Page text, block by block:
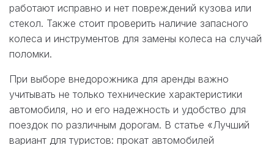
работают исправно и нет повреждений кузова или
стекол. Также стоит проверить наличие запасного
колеса и инструментов для замены колеса на случай
поломки.
При выборе внедорожника для аренды важно
учитывать не только технические характеристики
автомобиля, но и его надежность и удобство для
поездок по различным дорогам. В статье «Лучший
вариант для туристов: прокат автомобилей